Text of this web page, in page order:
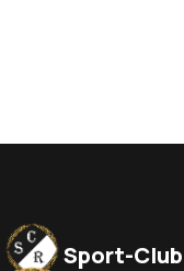
Sport-Club